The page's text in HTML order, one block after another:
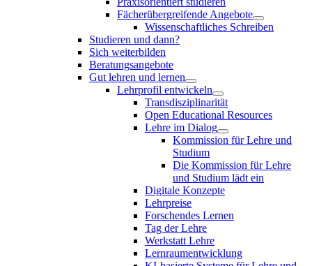
Fächerübergreifende Angebote
Wissenschaftliches Schreiben
Studieren und dann?
Sich weiterbilden
Beratungsangebote
Gut lehren und lernen
Lehrprofil entwickeln
Transdisziplinarität
Open Educational Resources
Lehre im Dialog
Kommission für Lehre und
Studium
Die Kommission für Lehre
und Studium lädt ein
Digitale Konzepte
Lehrpreise
Forschendes Lernen
Tag der Lehre
Werkstatt Lehre
Lernraumentwicklung